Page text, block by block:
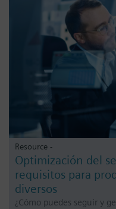
Resource -
Optimización del
requisitos para
diversos
¿Cómo puedes seguir y